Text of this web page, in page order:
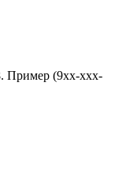
Пример (9хх-ххх-